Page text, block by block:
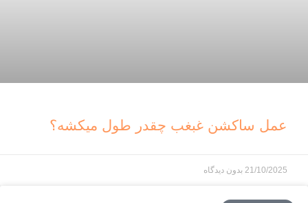
عمل ساکشن غبغب چقدر طول میکشه؟
21/10/2025 بدون دیدگاه